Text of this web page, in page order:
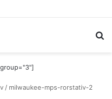
til Festool billigere
/ milwaukee-mps-rorstativ-2